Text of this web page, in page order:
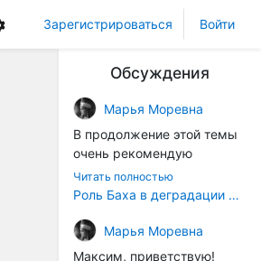
Зарегистрироваться Войти
Обсуждения
Марья Моревна
В продолжение этой темы
очень рекомендую
книжечку "Музыка в
истории культуры" (автор -
Аллегро-Пресс, 1994 год).
Вот некоторые выдержки:
Читать полностью
Роль Баха в деградации музыки
Марья Моревна
Максим, приветствую!